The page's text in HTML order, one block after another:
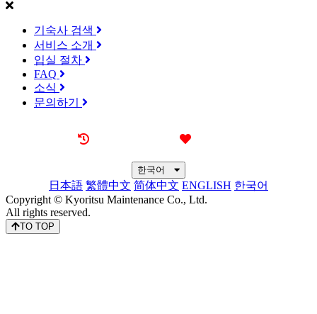
기숙사 검색
서비스 소개
입실 절차
FAQ
소식
문의하기
한국어
日本語 繁體中文 简体中文 ENGLISH 한국어
Copyright © Kyoritsu Maintenance Co., Ltd.
All rights reserved.
TO TOP